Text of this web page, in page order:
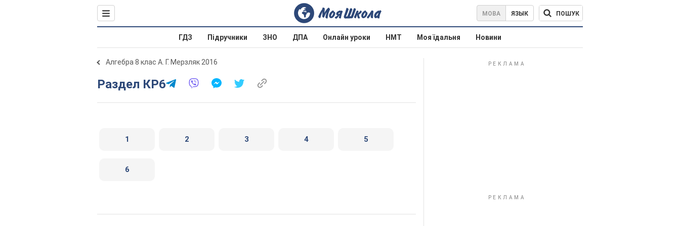
МОВА ЯЗЫК ПОШУК
ГДЗ Підручники ЗНО ДПА Онлайн уроки НМТ Моя їдальня Новини
Алгебра 8 клас А. Г. Мерзляк 2016
Раздел КР6
1 2 3 4 5
6